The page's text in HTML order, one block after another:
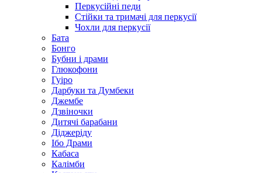
Перкусійні педи
Стійки та тримачі для перкусії
Чохли для перкусії
Бата
Бонго
Бубни і драми
Глюкофони
Гуіро
Дарбуки та Думбеки
Джембе
Дзвіночки
Дитячі барабани
Діджеріду
Ібо Драми
Кабаса
Калімби